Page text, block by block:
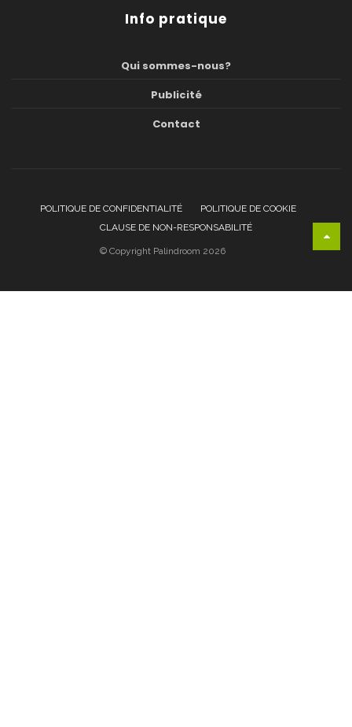
Info pratique
Qui sommes-nous?
Publicité
Contact
POLITIQUE DE CONFIDENTIALITÉ
POLITIQUE DE COOKIE
CLAUSE DE NON-RESPONSABILITÉ
© Copyright Palindroom 2026